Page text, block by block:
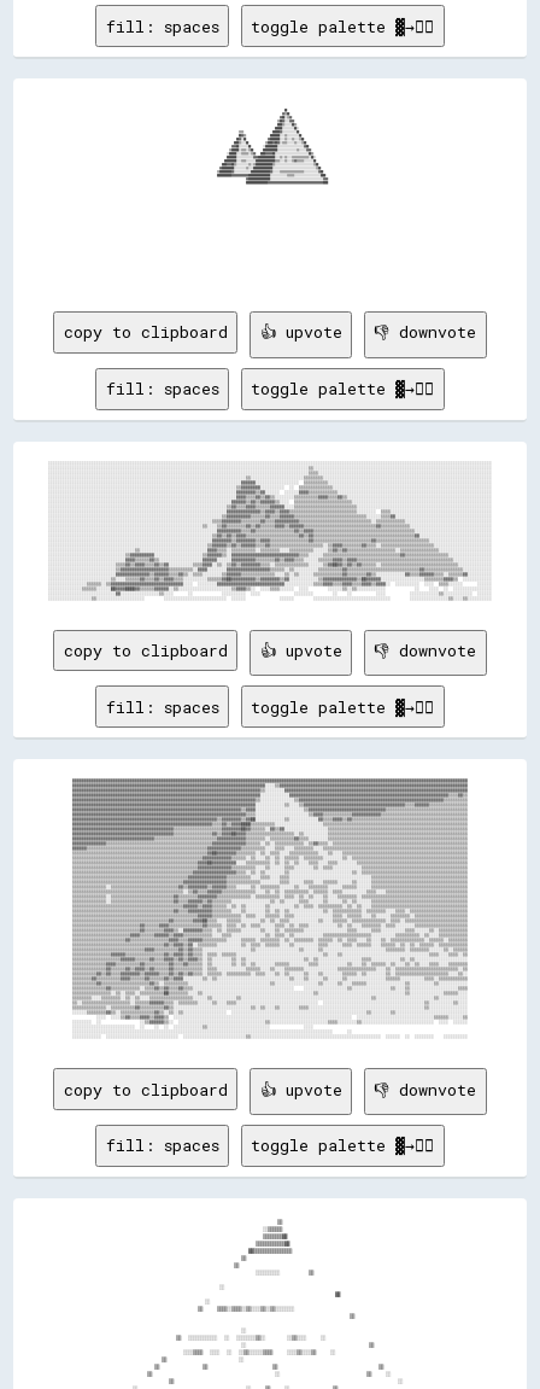
fill: spaces toggle palette ▓→✊🏽
copy to clipboard 👍 upvote 👎 downvote
fill: spaces toggle palette ▓→✊🏽
░░░░░░░░░░░░░░░░░░░░░░░░░░░░░░░░░░░░░░░░░░░░░░░░░░░░░░░░░░░░░░░░░░░░░░░░░░░░░░░░▓▓▓▓▓▓░░░░░░░░░░░░░░░░░░  ▒▒▒▒▒▒▒▒▒▒░░░░░░░░░░░░░░░░░░░░░░░░░░░░░░░░░░░░░░░░░░░░░░░░░░░░░░░░░░░░░░░░░░░░
░░░░░░░░░░░░░░░░░░░░░░░░░░░░░░░░░░░░░░░░░░░░░░░░░░░░░░░░░░░░░░░░░░░░░░░░░░░░░░▒▒▓▓▓▓▓▓▓▓░░░░░░░░░░  ░░  ▒▒▒▒▒▒▒▒▒▒▒▒▒▒░░░░░░░░░░░░░░░░░░░░░░░░░░░░░░░░░░░░░░░░░░░░░░░░░░░░░░░░░░░░░░░░░░
░░░░░░░░░░░░░░░░░░░░░░░░░░░░░░░░░░░░░░░░░░░░░░░░░░░░░░░░░░░░░░░░░░░░░░░░░░░░░░▓▓▓▓▓▓▓▓▒▒▓▓░░░░░░  ░░░░░░▓▓▓▓▒▒▒▒▒▒▒▒▒▒▒▒░░░░░░░░░░░░░░░░░░░░░░░░░░░░░░░░░░░░░░░░░░░░░░░░░░░░░░░░░░░░░░░░
░░░░░░░░░░░░░░░░░░░░░░░░░░░░░░░░░░░░░░░░░░░░░░░░░░░░░░░░░░░░░░░░░░░░░░░░░░░░░░▓▓▓▓▒▒▒▒▓▓▒▒▓▓▒▒░░░░░░░░▒▒▒▒▒▒▒▒▒▒▓▓▓▓▒▒▒▒▓▓▒▒░░░░░░░░░░░░░░░░░░░░░░░░░░░░░░░░░░░░░░░░░░░░░░░░░░░░░░░░░░░░
░░░░░░░░░░░░░░░░░░░░░░░░░░░░░░░░░░░░░░░░░░░░░░░░░░░░░░░░░░░░░░░░░░░░░░░░░░░░▓▓▓▓▓▓▒▒▓▓▒▒▓▓▓▓▓▓▒▒░░░░  ▒▒▒▒▒▒▒▒▒▒▒▒▒▒▒▒▒▒▒▒▒▒▒▒░░░░░░░░░░░░░░░░░░░░░░░░░░░░░░░░░░░░░░░░░░░░░░░░░░░░░░░░░░
░░░░░░░░░░░░░░░░░░░░░░░░░░░░░░░░░░░░░░░░░░░░░░░░░░░░░░░░░░░░░░░░░░░░░░░░░░▒▒▓▓▒▒▒▒▓▓▓▓▒▒▒▒▒▒▓▓▓▓▓▓░░░░▒▒▒▒▒▒▒▒▒▒▒▒▒▒▒▒▒▒▒▒▒▒▒▒▒▒░░░░░░░░░░░░░░░░░░░░░░░░░░░░░░░░░░░░░░░░░░░░░░░░░░░░░░░░
░░░░░░░░░░░░░░░░░░░░░░░░░░░░░░░░░░░░░░░░░░░░░░░░░░░░░░░░░░░░░░░░░░░░░░░░░░▓▓▓▓▓▓▓▓▓▓▓▓▓▓▒▒▓▓▓▓▒▒▓▓▓▓▒▒▒▒▒▒▒▒▒▒▒▒▒▒▒▒▒▒▒▒▒▒▒▒▒▒▒▒░░░░░░░░  ▒▒▒▒░░░░░░░░░░░░░░░░░░░░░░░░░░░░░░░░░░░░░░░░░░
░░░░░░░░░░░░░░░░░░░░░░░░░░░░░░░░░░░░░░░░░░░░░░░░░░░░░░░░░░░░░░░░░░░░░░░░▒▒▓▓▓▓▓▓▓▓▓▓▒▒▒▒▒▒▓▓▒▒▒▒▓▓▓▓▓▓▒▒▒▒▒▒▒▒▒▒▒▒▒▒▒▒▒▒▒▒▒▒▒▒▒▒▒▒▒▒░░░░░░▒▒▒▒▓▓░░░░░░░░░░░░░░░░░░░░░░░░░░░░░░░░░░░░░░░░
░░░░░░░░░░░░░░░░░░░░░░░░░░░░░░░░░░░░░░░░░░░░░░░░░░░░░░░░░░░░░░░░░░░░▒▒▒▒▓▓▓▓▓▓▓▓▒▒▒▒▒▒▒▒▓▓▒▒▒▒▓▓▓▓▓▓▓▓▓▓▒▒▒▒▒▒▒▒▒▒▒▒▒▒▒▒▒▒▒▒▒▒▒▒▒▒▒▒▒▒░░▒▒▒▒▒▒▒▒▒▒▒▒░░░░░░░░░░░░░░░░░░░░░░░░░░░░░░░░░░░░
░░░░░░░░░░░░░░░░░░░░░░░░░░░░░░░░░░░░░░░░░░░░░░░░░░░░░░░░░░░░░░░░▒▒░░░░▒▒▓▓▒▒▒▒▒▒▒▒▓▓▒▒▓▓▒▒▒▒▒▒▓▓▓▓▒▒▓▓▓▓▓▓▒▒▒▒▒▒▒▒▒▒▒▒▒▒▒▒▒▒▒▒▒▒▒▒▒▒▒▒▒▒▓▓▒▒▒▒▒▒▒▒▒▒▒▒░░░░░░░░░░░░░░░░░░░░░░░░░░░░░░░░░░
░░░░░░░░░░░░░░░░░░░░░░░░░░░░░░░░░░░░░░░░░░░░░░░░░░░░░░░░░░░░░░░░░░░░░░▓▓▓▓▓▓▓▓▓▓▒▒▒▒▓▓▒▒▒▒▒▒▒▒▒▒▒▒▒▒▒▒▓▓▒▒▓▓▓▓▒▒▒▒▒▒▒▒▒▒▒▒▒▒▒▒▒▒▒▒▒▒▒▒▒▒▒▒▒▒▒▒▒▒▒▒▒▒▒▒▒▒░░░░░░░░░░░░░░░░░░░░░░░░░░░░░░░░
░░░░░░░░░░░░░░░░░░░░░░░░░░░░░░░░░░░░░░░░░░░░░░░░░░░░░░░░░░░░░░░░░░░░▒▒▓▓▒▒▓▓▒▒▓▓▓▓▒▒▒▒▒▒▒▒▒▒▒▒▒▒▒▒▒▒▒▒▒▒▓▓▒▒▓▓▒▒▒▒▒▒▒▒▒▒▒▒▒▒▒▒▒▒▒▒▒▒▒▒▒▒▒▒▒▒▒▒▒▒▒▒▒▒▒▒▒▒▓▓░░░░░░░░░░░░░░░░░░░░░░░░░░░░░░
░░░░░░░░░░░░░░░░░░░░░░░░░░░░░░░░░░░░░░░░░░░░░░░░░░░░░░░░░░░░░░░░░░░░▓▓▓▓▓▓▓▓▒▒▓▓▓▓▓▓▓▓▒▒▓▓▓▓▒▒▒▒▒▒▒▒▒▒▒▒▒▒▒▒▓▓▒▒▒▒▒▒▒▒▒▒▒▒▒▒▒▒▒▒▒▒▒▒▒▒▓▓▒▒▒▒▒▒▒▒▒▒▒▒▒▒▒▒▒▒▒▒▒▒░░░░░░░░░░░░░░░░░░░░░░░░░░
░░░░░░░░░░░░░░░░░░░░░░░░░░░░░░░░░░░░░░░░░░░░░░░░░░░░░░░░░░░░░░░░░░▒▒▓▓▓▓▓▓▒▒▓▓▒▒▓▓▓▓▓▓▒▒▒▒▓▓▒▒▒▒▒▒▒▒▒▒▒▒▒▒▒▒▒▒▒▒▒▒░░▒▒▓▓▓▓▒▒▒▒▒▒▒▒▓▓▒▒▒▒░░▒▒▒▒▒▒▒▒▒▒▒▒▒▒▒▒▒▒▒▒▒▒░░░░░░░░░░░░░░░░░░░░░░░░
░░░░░░░░░░░░░░░░░░░░░░░░░░░░░░░░░░░░▒▒░░░░░░░░░░░░░░░░░░░░░░░░░░░░▓▓▓▓▒▒▒▒░░▒▒▒▒▒▒▒▒▒▒░░▒▒▒▒▒▒▒▒░░░░▒▒▒▒▒▒▒▒▒▒░░░░░░▒▒▓▓▒▒▓▓▒▒▒▒▒▒▒▒▒▒▒▒▒▒▒▒▒▒▒▒░░▒▒▒▒▒▒▒▒▒▒▒▒▒▒▒▒░░░░░░░░░░░░░░░░░░░░░░
░░░░░░░░░░░░░░░░░░░░░░░░░░░░░░░░▒▒▓▓▓▓▓▓▓▓▓▓░░░░░░░░░░░░░░░░░░░░▒▒▓▓▓▓▓▓▒▒░░▓▓▓▓▓▓▓▓▓▓▓▓▓▓▓▓▓▓▓▓▓▓▓▓▓▓▓▓▒▒▒▒░░░░░░▒▒▒▒▒▒▒▒▒▒▒▒▒▒▒▒▒▒▒▒▒▒▒▒▒▒▒▒▒▒▒▒▓▓▒▒▒▒▒▒▒▒▒▒▒▒▒▒▒▒▒▒░░░░░░░░░░░░░░░░░░
░░░░░░░░░░░░░░░░░░░░░░░░░░░░░░░░▓▓▓▓▒▒▒▒▒▒▓▓▒▒░░░░░░░░░░░░░░░░░░▓▓▓▓▓▓░░░░░░▓▓▓▓▓▓▓▓▓▓▒▒▒▒▒▒▒▒▓▓▒▒▓▓▓▓▒▒▒▒░░░░░░▒▒▒▒▒▒▓▓▓▓▒▒▓▓▓▓▒▒▒▒▒▒▒▒▒▒▒▒▒▒▒▒▒▒▒▒▒▒▒▒▒▒▒▒▒▒▒▒▒▒▒▒▒▒▒▒░░░░░░░░░░░░░░░░
░░░░░░░░░░░░░░░░░░░░░░░░░░░░▒▒▒▒▓▓▒▒▓▓▓▓▒▒▒▒▓▓▒▒▓▓░░░░░░░░░░▒▒▒▒▓▓▓▓░░▒▒░░▒▒▓▓▒▒▓▓▓▓▓▓▓▓▒▒▒▒░░▒▒▒▒▒▒▒▒▒▒▒▒▒▒░░░░░░▒▒▓▓██▓▓▒▒▓▓▒▒▓▓▒▒▒▒▒▒░░▒▒▒▒▒▒▒▒▒▒▒▒▒▒▒▒▒▒▒▒▒▒▒▒▒▒▒▒▒▒▒▒░░░░░░░░░░░░░░
░░░░░░░░░░░░░░░░░░░░░░░░░░░░▒▒▓▓▓▓▓▓▓▓▓▓▓▓▓▓▓▓▓▓▓▓▒▒▒▒▒▒▒▒▒▒░░▓▓▓▓░░░░░░░░▓▓▓▓▓▓▓▓▓▓▓▓▓▓▓▓▓▓▒▒▒▒▒▒░░▒▒░░░░░░░░░░▒▒▒▒▒▒▒▒▒▒▓▓▒▒▒▒▒▒▒▒▒▒▒▒▒▒▒▒▒▒▒▒▒▒▒▒▒▒▒▒▒▒▓▓▒▒▒▒▒▒▒▒▒▒▒▒▒▒▒▒░░░░░░░░░░░░
░░░░░░░░░░░░░░░░░░░░░░░░░░░░▓▓▓▓▓▓▓▓▓▓▓▓▓▓▒▒▓▓▓▓▓▓▒▒▒▒▓▓▒▒░░▒▒▒▒░░░░░░░░▒▒▓▓▓▓▓▓▒▒▒▒▒▒▒▒▒▒▒▒▒▒░░░░▒▒░░▒▒░░░░░░▒▒▒▒▒▒▒▒▒▒▒▒▓▓▒▒▒▒▒▒▒▒▓▓▒▒░░░░░░░░░░░░▓▓▒▒▒▒▓▓▓▓▓▓▒▒▒▒░░▒▒▒▒▒▒▓▓░░░░░░░░░░
░░░░░░░░░░░░░░░░░░░░░░░░░░▒▒░░░░▒▒▒▒▒▒▓▓▒▒▒▒▓▓▒▒▓▓▓▓▒▒▒▒░░░░░░░░░░▒▒▒▒▒▒▓▓██▓▓▓▓▓▓▓▓▓▓▒▒▓▓▓▓▓▓▓▓▒▒▓▓░░░░░░░░░░░░▒▒▓▓▓▓▓▓▓▓▓▓▓▓▓▓▒▒██▓▓▓▓▓▓░░░░░░░░░░░░░░░░░░▒▒▒▒▒▒▒▒▓▓▓▓▒▒  ░░░░░░░░░░░░
░░░░░░░░░░░░░░░░▒▒▒▒▒▒░░▒▒▓▓▓▓▓▓▓▓▓▓▓▓▓▓▓▓▓▓▓▓▓▓▓▓▓▓▓▓▓▓░░░░  ░░░░░░░░▓▓▓▓▓▓▓▓▓▓▓▓▓▓▓▓▓▓▓▓▓▓▓▓▓▓▓▓░░░░░░░░░░░░▒▒▒▒▓▓▓▓▒▒▒▒▓▓▓▓▒▒▒▒▓▓▓▓▒▒▓▓▓▓░░  ░░░░░░░░░░  ░░░░  ▒▒▒▒░░░░░░      ░░░░░░
░░░░░░░░░░░░░░▒▒▒▒▒▒░░░░░░██▓▓▓▓████▓▓▒▒▒▒▒▒▓▓▓▓▓▓░░▒▒░░░░░░░░░░░░░░░░░░░░░░▒▒▓▓▓▓▒▒░░  ░░░░▒▒▒▒░░░░░░  ░░░░        ░░░░░░▒▒░░▒▒░░░░░░░░░░░░            ░░    ░░░░  ░░  ░░░░░░░░░░░░░░░░
░░░░░░░░░░░░░░░░░░░░░░░░░░░░▓▓░░░░░░░░░░░░░░░░▒▒░░░░      ░░            ░░░░░░░░░░  ░░░░              ░░░░░░░░        ░░    ░░          ░░░░          ░░░░░░░░░░░░▒▒░░░░░░░░░░░░  ░░░░░░
copy to clipboard 👍 upvote 👎 downvote
fill: spaces toggle palette ▓→✊🏽
▓▓▓▓▓▓▓▓▓▓▓▓▓▓▓▓▓▓▓▓▓▓▓▓▓▓▓▓▓▓▓▓▓▓▓▓▓▓▓▓▓▓▓▓▓▓▓▓▓▓▓▓▓▓▓▓▓▓▓▓▓▓▓▓▓▓▓▓▓▓▓▓▓▓▓▓▓▓▓▓▓▓▓▓▓▓▓▓▓▓▓▓▓▓▓▓▓▓▓▓▓▓▓▓▓▓▓▓▓▓▓▓▓▓▓▓▓▓▓▓▓▓▓▓▓▓▓▓▓▓▓▓▓▓▓▓▓▓▓▓▓▓▓▓▓▓▓▓▓▓▓▓▓▓▓▓▓▓▓▓▓▓▓▓
▓▓▓▓▓▓▓▓▓▓▓▓▓▓▓▓▓▓▓▓▓▓▓▓▓▓▓▓▓▓▓▓▓▓▓▓▓▓▓▓▓▓▓▓▓▓▓▓▓▓▓▓▓▓▓▓▓▓▓▓▓▓▓▓▓▓▓▓▓▓▓▓▓▓▓▓▓▓▓▓░░░░▒▒▓▓▓▓▓▓▓▓▓▓▓▓▓▓▓▓▓▓▓▓▓▓▓▓▓▓▓▓▓▓▓▓▓▓▓▓▓▓▓▓▓▓▓▓▓▓▓▓▓▓▓▓▓▓▓▓▓▓▓▓▓▓▓▓▓▓▓▓▓▓▓▓▓▓▓▓▓▓
▓▓▓▓▓▓▓▓▓▓▓▓▓▓▓▓▓▓▓▓▓▓▓▓▓▓▓▓▓▓▓▓▓▓▓▓▓▓▓▓▓▓▓▓▓▓▓▓▓▓▓▓▓▓▓▓▓▓▓▓▓▓▓▓▓▓▓▓▓▓▓▓▓▓▓▓▓▓▒▒░░░░░░░░▓▓▓▓▓▓▓▓▓▓▓▓▓▓▓▓▓▓▓▓▓▓▓▓▓▓▓▓▓▓▓▓▓▓▓▓▓▓▓▓▓▓▓▓▓▓▓▓▓▓▓▓▓▓▓▓▓▓▓▓▓▓▓▓▓▓▓▓▓▓▓▓▓▓▓▓
▓▓▓▓▓▓▓▓▓▓▓▓▓▓▓▓▓▓▓▓▓▓▓▓▓▓▓▓▓▓▓▓▓▓▓▓▓▓▓▓▓▓▓▓▓▓▓▓▓▓▓▓▓▓▓▓▓▓▓▓▓▓▓▓▓▓▓▓▓▓▓▓▓▓▓▓▓▓░░░░░░░░░░░░▓▓▓▓▓▓▓▓▓▓▓▓▓▓▓▓▓▓▓▓▓▓▓▓▓▓▓▓▓▓▓▓▓▓▓▓▓▓▓▓▓▓▓▓▓▓▓▓▓▓▓▓▓▓▓▓▓▓▓▓▓▓▓▓▓▓▒▒▒▒▓▓▒▒
▓▓▓▓▓▓▓▓▓▓▓▓▓▓▓▓▓▓▓▓▓▓▓▓▓▓▓▓▓▓▓▓▓▓▓▓▓▓▓▓▓▓▓▓▓▓▓▓▓▓▓▓▓▓▓▓▓▓▓▓▓▓▓▓▓▓▓▓▓▓▓▓▓▓▓▓▒▒░░░░░░░░░░░░░░▒▒▓▓▓▓▓▓▓▓▓▓▓▓▓▓▓▓▓▓▓▓▓▓▓▓▓▓▓▓▓▓▓▓▓▓▓▓▓▓▓▓▓▓▓▓▓▓▓▓▓▓▓▓▓▓▓▓▓▓▓▓▒▒▒▒▒▒▒▒▒▒
▓▓▓▓▓▓▓▓▓▓▓▓▓▓▓▓▓▓▓▓▓▓▓▓▓▓▓▓▓▓▓▓▓▓▓▓▓▓▓▓▓▓▓▓▓▓▓▓▓▓▓▓▓▓▓▓▓▓▓▓▓▓▓▓▓▓▓▓▓▓▓▓▓▓▓▓░░░░░░░░░░░░▒▒░░░░▒▒▓▓▓▓▓▓▓▓▓▓▓▓▓▓▓▓▓▓▓▓▓▓▓▓▓▓▓▓▓▓▓▓▓▓▓▓▓▓▓▓▓▓▒▒▒▒▓▓▓▓▓▓▒▒▒▒▒▒▒▒▒▒▒▒▒▒▒▒
▓▓▓▓▓▓▓▓▓▓▓▓▓▓▓▓▓▓▓▓▓▓▓▓▓▓▓▓▓▓▓▓▓▓▓▓▓▓▓▓▓▓▓▓▓▓▓▓▓▓▓▓▓▓▓▓▓▓▓▓▓▓▓▓▓▓▓▓▓▓▒▒▓▓▓▓░░░░░░░░░░░░░░░░░░░░▒▒▓▓▓▓▓▓▓▓▓▓▓▓▓▓▓▓▓▓▓▓▓▓▓▓▓▓▓▓▓▓▓▓▒▒▒▒▒▒▒▒▒▒▒▒▒▒▒▒▒▒▒▒▒▒▒▒▒▒▒▒▒▒▒▒▒▒
▓▓▓▓▓▓▓▓▓▓▓▓▓▓▓▓▓▓▓▓▓▓▓▓▓▓▓▓▓▓▓▓▓▓▓▓▓▓▓▓▓▓▓▓▓▓▓▓▓▓▓▓▓▓▓▓▓▓▓▓▓▓▓▓▓▓▓▓▓▓▓▓▒▒▒▒░░░░░░░░░░░░░░░░░░░░░░▒▒▓▓▓▓▒▒▒▒▒▒▒▒▒▒▒▒▓▓▓▓▓▓▓▓▓▓▓▓▒▒▒▒▒▒▒▒▒▒▒▒▒▒▒▒▒▒▒▒▒▒▒▒▒▒▒▒▒▒▒▒▒▒▒▒
▓▓▓▓▓▓▓▓▓▓▓▓▓▓▓▓▓▓▓▓▓▓▓▓▓▓▓▓▓▓▓▓▓▓▓▓▓▓▓▓▓▓▓▓▓▓▓▓▓▓▓▓▓▓▓▓▓▓▓▓▒▒▓▓▓▓▓▓▓▓▒▒▓▓██░░░░░░░░░░░░▒▒░░░░░░░░░░░░▓▓▒▒▒▒▓▓▓▓▒▒▓▓▒▒▒▒▒▒▒▒▒▒▒▒▒▒▒▒▒▒▒▒▒▒▒▒▒▒▒▒▒▒▒▒▒▒▒▒▒▒▒▒▒▒▒▒▒▒▒▒
▓▓▓▓▓▓▓▓▓▓▓▓▓▓▓▓▓▓▓▓▓▓▓▓▓▓▓▓▓▓▓▓▓▓▓▓▓▓▓▓▓▓▓▓▓▓▓▓▓▓▓▓▓▓▓▓▓▓▒▒▒▒▓▓▒▒▓▓▓▓████▒▒▒▒▒▒▒▒▒▒░░░░░░░░░░░░░░░░░░░░▒▒▒▒▒▒▒▒▒▒▒▒▒▒▒▒▒▒▒▒▒▒▒▒▒▒▒▒▒▒▒▒▒▒▒▒▒▒▒▒▒▒▒▒▒▒▒▒▒▒▒▒▒▒▒▒▒▒▒▒
▓▓▓▓▓▓▓▓▓▓▓▓▓▓▓▓▓▓▓▓▓▓▓▓▓▓▓▓▓▓▓▓▓▓▓▓▓▓▓▓▓▓▒▒▒▒▒▒▒▒▒▒▒▒▒▒▒▒▒▒▒▒▓▓▓▓▓▓▓▓██▓▓▒▒▒▒▒▒░░▓▓▒▒▓▓░░░░░░░░░░░░░░░░░░▒▒▒▒▒▒▒▒▒▒▒▒▒▒▒▒▒▒▒▒▒▒▒▒▒▒▒▒▒▒▒▒▒▒▒▒▒▒▒▒▒▒▒▒▒▒▒▒▒▒▒▒▒▒▒▒▒▒
▓▓▓▓▓▓▓▓▓▓▓▓▓▓▓▓▓▓▓▓▓▓▓▓▓▓▓▓▓▓▓▓▓▓▓▓▓▓▓▓▓▓▒▒▒▒▒▒▒▒▒▒▒▒▒▒▒▒▓▓▒▒▓▓▓▓██▓▓▓▓▒▒▒▒▒▒▒▒▒▒▒▒▒▒▒▒▒▒▒▒░░▒▒░░░░░░░░░░▒▒▒▒▒▒▒▒▒▒▒▒▒▒▒▒▒▒▒▒▒▒▒▒▒▒▒▒▒▒▒▒▒▒▒▒▒▒▒▒▒▒▒▒▒▒▒▒▒▒▒▒▒▒▒▒▒▒
▓▓▓▓▓▓▓▓▓▓▓▓▓▓▓▓▓▓▓▓▓▓▓▓▓▓▓▓▓▓▓▓▓▓▒▒▒▒▒▒▒▒▒▒▒▒▒▒▒▒▒▒▒▒▒▒▒▒▒▒▓▓▓▓▓▓▓▓▓▓▓▓▒▒▒▒▒▒▒▒░░▒▒▒▒▒▒▒▒▒▒▓▓▒▒▒▒░░░░░░░░▒▒▒▒▒▒▒▒▒▒▒▒▒▒▒▒▒▒▒▒▒▒▒▒▒▒▒▒▒▒▒▒▒▒▒▒▒▒▒▒▒▒▒▒▒▒▒▒▒▒▒▒▒▒▒▒▒▒
▓▓▓▓▓▓▓▓▓▓▓▓▓▓▒▒▒▒▒▒▒▒▒▒▒▒▒▒▒▒▒▒▒▒▒▒▒▒▒▒▒▒▒▒▒▒▒▒▒▒▒▒▒▒▒▒▒▒▓▓▓▓▓▓▓▓▓▓▓▓▓▓▒▒▒▒▒▒░░▒▒░░▒▒▒▒▒▒▒▒▒▒▒▒░░▒▒▓▓▒▒▒▒░░▒▒▒▒▒▒▒▒▒▒▒▒▒▒▒▒▒▒▒▒▒▒▒▒▒▒▒▒▒▒▒▒▒▒▒▒▒▒▒▒▒▒▒▒▒▒▒▒▒▒▒▒▒▒▒▒
▓▓▓▓▓▓▒▒▒▒▒▒▒▒▒▒▒▒▒▒▒▒▒▒▒▒▒▒▒▒▒▒▒▒▒▒▒▒▒▒▒▒▒▒▒▒▒▒▒▒▒▒▒▒▒▒▓▓▓▓▓▓▓▓▓▓▓▓▓▓▒▒▒▒▒▒▒▒▒▒░░░░▒▒▒▒░░░░▒▒▒▒▒▒▒▒░░░░▒▒▒▒▒▒▒▒▒▒▒▒▒▒▒▒▒▒▒▒▒▒▒▒▒▒▒▒▒▒▒▒▒▒▒▒▒▒▒▒▒▒▒▒▒▒▒▒▒▒▒▒▒▒▒▒▒▒▒▒
▒▒▒▒▒▒▒▒▒▒▒▒▒▒▒▒▒▒▒▒▒▒▒▒▒▒▒▒▒▒▒▒▒▒▒▒▒▒▒▒▒▒▒▒▒▒▒▒▒▒▒▒▒▒▒▒▓▓██▓▓▓▓▓▓▓▓▒▒▒▒▒▒▒▒░░▒▒░░▒▒▒▒░░░░▒▒▒▒▒▒▒▒▒▒▒▒░░░░▒▒░░░░▒▒▒▒▒▒▒▒▒▒▒▒▒▒▒▒▒▒▒▒▒▒▒▒▒▒▒▒▒▒▒▒▒▒▒▒▒▒▒▒▒▒▒▒▒▒▒▒▒▒▒▒
▒▒▒▒▒▒▒▒▒▒▒▒▒▒▒▒▒▒▒▒▒▒▒▒▒▒▒▒▒▒▒▒▒▒▒▒▒▒▒▒▒▒▒▒▒▒▒▒▒▒▒▒▒▒▓▓▓▓▓▓▓▓▓▓▓▓▒▒▒▒▒▒░░▒▒░░░░▒▒░░▒▒░░▒▒▒▒▒▒░░▒▒▒▒▒▒▒▒░░░░░░░░▒▒░░▒▒▒▒▒▒▒▒▒▒▒▒▒▒▒▒▒▒▒▒▒▒▒▒▒▒▒▒▒▒▒▒▒▒▒▒▒▒▒▒▒▒▒▒▒▒▒▒
▒▒▒▒▒▒▒▒▒▒▒▒▒▒▒▒▒▒▒▒▒▒▒▒▒▒▒▒▒▒▒▒▒▒▒▒▒▒▒▒▒▒▒▒▒▒▒▒▒▒▒▒▓▓▓▓██▓▓▓▓▓▓▓▓▓▓░░░░▒▒▒▒▒▒▒▒▒▒░░▒▒░░▒▒░░▒▒░░░░▒▒▒▒░░░░▒▒▒▒░░░░░░░░▒▒▒▒▒▒▒▒▒▒▒▒▒▒▒▒▒▒▒▒▒▒▒▒▒▒▒▒▒▒▒▒▒▒▒▒▒▒▒▒▒▒▒▒▒▒
▒▒▒▒▒▒▒▒▒▒▒▒▒▒▒▒▒▒▒▒▒▒▒▒▒▒▒▒▒▒▒▒▒▒▒▒▒▒▒▒▒▒▒▒▒▒▒▒▒▒▒▒▓▓▓▓▓▓▓▓▓▓▓▓▓▓▒▒▒▒▒▒▒▒▒▒░░░░▒▒░░░░░░▒▒▒▒░░░░░░░░▒▒░░▒▒▒▒░░░░░░░░░░░░▒▒▒▒▒▒▒▒▒▒▒▒▒▒▒▒▒▒▒▒▒▒▒▒▒▒▒▒▒▒▒▒▒▒▒▒▒▒▒▒▒▒▒▒
▒▒▒▒▒▒▒▒▒▒▒▒▒▒▒▒▒▒▒▒▒▒▒▒▒▒▒▒▒▒▒▒▒▒▒▒▒▒▒▒▒▒▒▒▒▒▒▒▒▒▓▓▓▓▓▓▓▓▓▓▓▓▓▓▓▓▓▓▒▒▒▒░░▒▒░░▒▒░░░░░░░░▒▒░░░░░░░░░░░░░░░░░░░░░░░░░░▒▒░░▒▒▒▒▒▒▒▒▒▒▒▒▒▒▒▒▒▒▒▒▒▒▒▒▒▒▒▒▒▒▒▒▒▒▒▒▒▒▒▒▒▒▒▒
▒▒▒▒▒▒▒▒▒▒▒▒▒▒▒▒▒▒▒▒▒▒▒▒▒▒▒▒▒▒▒▒▒▒▒▒▒▒▒▒▒▒▒▒▒▒▒▒▓▓▓▓▓▓▓▓▓▓▓▓▓▓▓▓▒▒▒▒▒▒▒▒▒▒░░░░▒▒▒▒░░░░▒▒▒▒░░░░░░░░░░░░░░░░░░░░░░░░░░░░░░░░░░▒▒▒▒▒▒▒▒▒▒▒▒▒▒▒▒▒▒▒▒▒▒▒▒▒▒▒▒▒▒▒▒▒▒▒▒▒▒▒▒
▒▒▒▒▒▒▒▒▒▒▒▒▒▒▒▒▒▒▒▒▒▒▒▒▒▒▒▒▒▒▒▒▒▒▒▒▒▒▒▒▒▒▒▒▒▒▓▓▓▓▓▓▓▓▓▓▓▓▓▓▓▓▓▓▒▒▒▒▒▒▒▒▒▒▒▒▒▒░░░░░░░░▒▒▒▒░░░░░░▒▒▒▒░░░░▒▒▒▒▒▒░░░░░░▒▒░░░░░░▒▒▒▒▒▒▒▒▒▒▒▒▒▒▒▒▒▒▒▒▒▒▒▒▒▒▒▒▒▒▒▒▒▒▒▒▒▒▒▒
▒▒▒▒▒▒▒▒▒▒▒▒▒▒░░▒▒▒▒▒▒▒▒▒▒▒▒▒▒▒▒▒▒▒▒▒▒▒▒▒▒▒▒▓▓▒▒▓▓▓▓▓▓▓▓▒▒▓▓▓▓▓▓▒▒▒▒░░░░░░▒▒░░▒▒▒▒▒▒▒▒░░░░░░▒▒░░░░▒▒▒▒▒▒▒▒░░░░░░▒▒▒▒▒▒░░░░░░▒▒▒▒▒▒▒▒▒▒▒▒▒▒▒▒▒▒▒▒▒▒▒▒▒▒▒▒▒▒▒▒▒▒▒▒▒▒▒▒
▒▒▒▒▒▒▒▒▒▒▒▒▒▒▒▒▒▒▒▒▒▒▒▒▒▒▒▒▒▒▒▒▒▒▒▒▒▒▒▒▒▒▒▒▒▒░░▒▒▓▓▒▒▒▒▓▓▓▓▓▓▒▒▒▒▒▒▒▒▒▒▒▒▒▒░░░░▒▒░░▒▒░░▒▒▒▒▒▒▒▒▒▒░░▒▒▒▒▒▒░░▒▒▒▒░░░░░░░░░░▒▒▒▒░░░░▒▒▒▒▒▒▒▒▒▒▒▒▒▒▒▒▒▒▒▒▒▒▒▒▒▒▒▒▒▒▒▒▒▒
▒▒▒▒▒▒▒▒▒▒▒▒▒▒░░▒▒▒▒▒▒▒▒▒▒▒▒▒▒▒▒▒▒▒▒▒▒▒▒▒▒▓▓▒▒▒▒▒▒▒▒▓▓▓▓▓▓▓▓▒▒▒▒▒▒▒▒▒▒▒▒▒▒░░▒▒▒▒▒▒▒▒▒▒░░▒▒▒▒░░▒▒░░▒▒░░░░▒▒░░░░▒▒▒▒▒▒▒▒░░▒▒▒▒▒▒▒▒▒▒▒▒▒▒▒▒▒▒▒▒▒▒▒▒▒▒▒▒▒▒▒▒▒▒▒▒▒▒▒▒▒▒▒▒
▒▒▒▒▒▒▒▒▒▒▒▒▒▒░░▒▒▒▒▒▒▒▒▒▒▒▒▒▒▒▒▒▒▒▒▒▒▒▒▒▒▓▓▒▒▒▒▓▓▓▓▓▓▒▒▓▓▒▒▒▒▒▒▒▒░░░░░░░░░░░░░░░░▒▒░░▒▒░░░░░░▒▒▒▒░░░░░░▒▒░░░░░░▒▒░░▒▒░░░░░░▒▒▒▒▒▒▒▒▒▒▒▒▒▒▒▒▒▒▒▒▒▒▒▒▒▒▒▒▒▒▒▒▒▒▒▒▒▒▒▒
▒▒▒▒▒▒▒▒▒▒▒▒▒▒▒▒▒▒▒▒▒▒▒▒▒▒▒▒▒▒▒▒▒▒▒▒▒▒▒▒▒▒▒▒▒▒▓▓▓▓▓▓▒▒▓▓▓▓▒▒▒▒▒▒░░▒▒░░▒▒░░░░░░░░▒▒░░░░░░░░░░▒▒░░▒▒▒▒░░▒▒▒▒▒▒▒▒▒▒░░▒▒░░▒▒░░░░▒▒▒▒▒▒▒▒▒▒▒▒▒▒▒▒▒▒▒▒▒▒▒▒▒▒▒▒▒▒▒▒▒▒▒▒▒▒▒▒
▒▒▒▒▒▒▒▒▒▒▒▒▒▒▒▒▒▒▒▒▒▒▒▒▒▒▒▒▒▒▒▒▒▒▒▒▒▒▒▒▒▒▓▓▒▒▒▒▓▓▓▓▓▓▓▓▓▓▒▒▒▒▒▒▒▒░░░░▒▒░░░░░░░░▒▒░░▒▒░░▒▒░░░░░░░░░░░░░░▒▒░░▒▒▒▒▒▒▒▒▒▒▒▒░░▒▒▒▒▒▒▒▒░░░░▒▒▒▒░░▒▒▒▒▒▒▒▒▒▒▒▒▒▒▒▒▒▒▒▒▒▒▒▒
▒▒▒▒▒▒▒▒▒▒▒▒▒▒▒▒▒▒▒▒▒▒▒▒▒▒▒▒▒▒▒▒▒▒▒▒▒▒▒▒▒▒▒▒▒▒▒▒▒▒▒▒▓▓▓▓▓▓▒▒▒▒▒▒▒▒▒▒▒▒░░▒▒▒▒░░░░▒▒▒▒▒▒░░▒▒▒▒░░░░░░░░░░░░░░░░▒▒▒▒░░▒▒▒▒▒▒░░░░▒▒░░░░░░▒▒▒▒▒▒▒▒░░▒▒▒▒▒▒▒▒▒▒▒▒▒▒▒▒▒▒▒▒▒▒
▒▒▒▒▒▒▒▒▒▒▒▒▒▒▒▒▒▒▒▒▒▒▒▒▒▒▒▒▒▒▒▒▒▒▒▒▒▒▒▒▓▓▒▒▒▒▒▒▒▒▓▓▓▓██▒▒▒▒░░░░▒▒▒▒▒▒░░░░░░░░▒▒░░▒▒░░▒▒▒▒░░░░░░░░░░░░▒▒░░░░▒▒▒▒▒▒░░▒▒▒▒▒▒▒▒▒▒▒▒▒▒░░▒▒▒▒░░▒▒▒▒▒▒▒▒▒▒▒▒▒▒▒▒▒▒▒▒▒▒▒▒▒▒
▒▒▒▒▒▒▒▒▒▒▒▒▒▒▒▒▒▒▒▒▒▒▒▒▒▒▒▒▓▓▒▒▒▒▒▒▓▓▓▓▒▒▒▒▒▒▒▒▒▒▒▒▒▒▓▓▒▒▒▒▒▒░░▒▒▒▒░░▒▒░░▒▒▒▒░░░░░░▒▒▒▒░░▒▒░░▒▒▒▒░░░░░░░░░░░░▒▒░░▒▒░░░░▒▒▒▒▒▒▒▒░░▒▒▒▒░░░░░░░░▒▒▒▒▒▒▒▒▒▒▒▒▒▒▒▒▒▒▒▒▒▒
▒▒▒▒▒▒▒▒▒▒▒▒▒▒▒▒▒▒▒▒▒▒▒▒▒▒▒▒▓▓▒▒▒▒▒▒▒▒▓▓▓▓▒▒░░▓▓▓▓▓▓▓▓▒▒▒▒░░▒▒░░▒▒▒▒▒▒░░░░░░░░▒▒░░░░▒▒░░▒▒▒▒▒▒▒▒░░░░░░░░░░░░░░░░░░▒▒▒▒░░░░░░▒▒▒▒░░░░░░░░░░▒▒▒▒░░░░░░▒▒░░▒▒▒▒▒▒▒▒▒▒▒▒
▒▒▒▒▒▒▒▒▒▒▒▒▒▒▒▒▒▒▒▒▒▒▒▒▓▓▓▓▒▒▒▒▒▒▓▓▓▓▓▓▒▒▓▓▓▓▒▒▒▒▒▒▒▒▒▒▒▒░░░░▒▒▒▒░░░░░░░░░░░░░░▒▒░░▒▒▒▒░░▒▒░░░░░░░░░░░░▒▒▒▒▒▒▒▒▒▒▒▒▒▒▒▒▒▒▒▒░░░░░░░░░░▒▒▒▒▒▒▒▒▒▒░░▒▒░░░░▒▒▒▒▒▒▒▒▒▒▒▒
▒▒▒▒▒▒▒▒▒▒▒▒▒▒▒▒▒▒▒▒▒▒▓▓▒▒▒▒▒▒▒▒▒▒▒▒▒▒▒▒▓▓▓▓▒▒▒▒▓▓▓▓▓▓▒▒▒▒▒▒▒▒▒▒░░░░░░▒▒▒▒▒▒░░▒▒▒▒▒▒▒▒░░▒▒░░▒▒▒▒▒▒▒▒░░▒▒▒▒▒▒░░▒▒░░▒▒▒▒░░░░▒▒░░░░▒▒░░▒▒▒▒▒▒▒▒▒▒▒▒▒▒░░▒▒▒▒▒▒░░▒▒▒▒▒▒▒▒
▒▒▒▒▒▒▒▒▒▒▒▒▒▒▒▒▒▒▒▒▒▒▒▒▒▒▒▒▒▒▒▒▒▒▒▒▒▒▓▓▒▒▓▓▓▓▒▒▓▓░░▒▒▒▒▒▒▒▒░░░░░░░░░░▒▒░░▒▒▒▒░░▒▒▒▒▒▒░░░░▒▒░░░░░░░░░░▒▒▒▒░░░░░░▒▒▒▒░░▒▒▒▒▒▒░░░░▒▒▒▒▒▒░░▒▒░░▒▒░░▒▒▒▒▒▒░░▒▒▒▒▒▒▒▒▒▒▒▒
▒▒▒▒▒▒▒▒▒▒▒▒▒▒▒▒▒▒▒▒▒▒▒▒▒▒▒▒▒▒▓▓▓▓▒▒▒▒▒▒▒▒▒▒▓▓▒▒▓▓▒▒▒▒░░░░░░░░░░░░░░░░░░░░▒▒░░░░░░░░░░░░░░░░░░▒▒░░░░░░▒▒░░░░░░░░░░░░░░░░░░░░░░░░░░▒▒▒▒▒▒▒▒░░▒▒▒▒▒▒▒▒░░░░░░▒▒░░▒▒▒▒▒▒
▒▒▒▒▒▒▒▒▒▒▒▒▒▒▒▒▓▓▓▓▓▓▒▒▒▒▒▒▒▒▒▒▒▒▒▒▒▒▓▓▒▒▓▓▓▓▒▒▓▓▒▒▒▒░░▒▒▒▒░░▒▒▒▒▒▒░░░░░░░░░░░░░░░░░░░░░░░░░░░░░░░░░░░░▒▒░░░░▒▒░░░░░░░░░░░░░░░░░░░░░░░░░░░░░░░░░░░░▒▒▒▒░░░░▒▒▒▒░░▒▒
▒▒▒▒▒▒▒▒▒▒▒▒▒▒▒▒▒▒▒▒▓▓▓▓▓▓▒▒▒▒▒▒▓▓▒▒▒▒▓▓▓▓▒▒▓▓▒▒▓▓▓▓▒▒░░▒▒░░░░░░░░▒▒░░▒▒░░░░░░░░░░░░░░░░░░░░░░░░▒▒░░▒▒░░░░░░░░░░░░░░░░░░▒▒▒▒░░░░░░░░░░░░▒▒░░▒▒░░░░░░░░░░░░░░░░░░░░░░
▒▒▒▒▒▒▒▒▒▒▒▒▒▒▓▓▓▓▒▒▒▒▒▒▒▒▒▒▓▓▒▒▒▒▒▒▒▒▒▒▓▓▒▒▒▒▓▓▒▒▒▒▒▒░░▒▒░░░░░░░░▒▒░░▒▒░░▒▒░░░░░░░░▒▒▒▒▒▒░░░░░░░░▒▒▒▒░░░░░░░░░░░░▒▒░░░░▒▒░░▒▒▒▒▒▒░░▒▒░░░░▒▒░░▒▒░░░░▒▒▒▒░░░░▒▒▒▒▒▒▒▒
▒▒▒▒▒▒▒▒▒▒▒▒▒▒▓▓▒▒▒▒▒▒▓▓▒▒▓▓▓▓▒▒▓▓▒▒▒▒▒▒▓▓▒▒▒▒▒▒▒▒▒▒▒▒░░▒▒▒▒░░░░░░░░░░░░▒▒▒▒▒▒░░░░▒▒░░░░▒▒▒▒▒▒▒▒░░░░░░░░░░░░░░▒▒▒▒▒▒▒▒▒▒▒▒▒▒▒▒░░░░▒▒░░▒▒▒▒▒▒▒▒▒▒▒▒▒▒▒▒▒▒▒▒▒▒▒▒▒▒░░▒▒
▒▒▒▒▒▒▒▒▒▒▓▓▒▒▓▓▒▒▒▒▓▓▓▓▓▓▓▓▒▒▓▓▓▓▓▓▒▒▒▒▓▓▒▒▓▓▒▒▓▓▒▒▒▒░░▒▒▒▒▒▒░░▒▒▒▒▒▒▒▒▒▒░░▒▒▒▒░░░░▒▒░░▒▒░░░░░░▒▒░░░░▒▒░░░░░░░░▒▒▒▒▒▒░░▒▒░░░░░░░░▒▒░░▒▒▒▒▒▒▒▒▒▒▒▒▒▒▒▒▒▒▒▒▒▒░░░░▒▒░░
▒▒▒▒▒▒▒▒▓▓▒▒▒▒▒▒▒▒▒▒▓▓▓▓▒▒▒▒▒▒▓▓▒▒▒▒▒▒▓▓▒▒▓▓▓▓░░░░░░░░▒▒░░▒▒░░░░░░░░░░░░░░░░░░░░░░░░░░░░░░▒▒░░░░▒▒░░░░░░▒▒░░░░░░▒▒░░░░░░░░░░░░░░░░▒▒▒▒▒▒░░░░░░░░░░▒▒▒▒░░▒▒▒▒▒▒▒▒▒▒▒▒
▒▒▒▒▒▒▒▒▒▒▓▓▒▒▒▒▒▒▒▒▒▒▒▒▒▒▒▒▒▒▒▒▓▓▒▒░░▒▒▒▒▒▒▒▒▒▒░░░░░░░░░░░░░░░░░░░░░░░░░░░░░░░░░░▒▒░░░░░░░░░░░░░░░░░░▒▒░░░░░░▒▒░░░░▒▒▒▒▒▒░░░░░░░░░░░░░░░░▒▒░░░░░░░░░░▒▒░░░░░░░░░░░░
▒▒▒▒▒▒▒▒▒▒▒▒▒▒▓▓▒▒▒▒▒▒▒▒▒▒▒▒░░▒▒▒▒▓▓▒▒▓▓▒▒▒▒▓▓▒▒▒▒░░░░░░░░░░░░░░░░░░░░░░░░░░░░░░░░░░░░░░░░░░    ░░░░░░░░░░░░░░░░░░▒▒░░░░░░░░░░░░░░░░▒▒░░░░▒▒░░░░░░░░░░░░░░░░░░░░▒▒▒▒
▒▒▒▒▒▒▒▒▒▒▒▒▒▒▒▒░░▒▒░░▒▒▒▒░░▒▒▒▒▒▒▒▒▒▒██▒▒▒▒▒▒▒▒░░░░▒▒░░░░░░░░░░░░░░░░░░░░░░░░░░░░░░░░░░░░░░░░░░░░░░▒▒░░░░░░░░░░░░░░░░░░░░░░░░░░░░░░░░░░░░▒▒░░░░░░░░░░░░░░▒▒▒▒▒▒░░░░
▒▒░░▒▒▒▒▒▒▒▒▒▒▒▒▒▒▒▒▒▒▒▒░░▒▒▒▒▒▒▓▓▓▓▓▓▒▒▒▒░░▒▒▒▒▒▒▒▒░░░░░░▒▒░░░░▒▒▒▒░░░░░░░░░░░░░░░░░░░░░░░░░░░░░░░░░░  ░░░░░░░░░░░░░░░░░░░░░░░░░░░░░░░░░░░░░░░░░░▒▒░░░░░░░░░░▒▒░░░░
▒▒▒▒▒▒▒▒▒▒▒▒▒▒░░▒▒▒▒▒▒▒▒▒▒▓▓▒▒▒▒▒▒▒▒▒▒▓▓▒▒░░░░░░░░░░░░░░░░░░░░░░░░░░░░░░░░▒▒░░▒▒░░░░▒▒░░░░░░░░▒▒▒▒░░░░░░░░░░░░░░░░░░░░░░░░░░░░░░░░░░░░░░░░░░░░░░░░▒▒░░░░░░░░░░░░░░░░
░░░░░░▒▒▒▒▒▒▒▒▓▓▒▒░░▒▒▒▒▒▒▒▒▒▒▒▒▒▒▓▓▒▒░░▒▒░░▒▒░░░░░░░░░░░░░░░░░░  ░░░░░░░░░░░░░░░░░░░░░░░░░░░░░░░░░░░░░░░░░░░░░░░░░░░░░░░░▒▒░░░░░░░░▒▒░░░░░░░░░░░░░░░░░░░░░░░░░░░░░░
          ░░░░  ░░░░▒▒▓▓▒▒▒▒▓▓▓▓▒▒▓▓▓▓▒▒  ░░░░░░░░░░░░░░░░░░░░░░░░░░░░░░░░░░░░░░░░░░░░░░░░░░░░░░░░░░░░░░░░░░░░░░░░░░  ░░░░░░░░░░░░░░░░░░░░░░░░░░░░░░░░▒▒▒▒▒▒░░░░░░▒▒
░░░░░░░░  ░░                ░░▒▒▓▓▓▓▓▓▒▒░░  ░░░░░░░░░░░░░░░░░░░░░░░░░░░░░░░░░░░░▒▒░░░░░░░░░░░░░░░░░░░░░░░░▒▒▒▒░░░░░░░░▒▒░░░░░░░░░░░░░░░░░░░░░░░░░░░░░░  ░░░░  ░░░░░░
copy to clipboard 👍 upvote 👎 downvote
fill: spaces toggle palette ▓→✊🏽
                                                            ▒▒
                                                        ░░▒▒▒▒▒▒
                                                        ▒▒▒▒▒▒▒▒▓▓
                                                      ▒▒▒▒▒▒▒▒▒▒▒▒▓▓
                                                    ▓▓▒▒▒▒▒▒▒▒▒▒▒▒▒▒▒▒
                                                  ▒▒
                                                ▒▒
                                                      ░░░░░░░░░░        ▒▒
                                            ░░
                                                                            ▓▓
                                        ░░
                                      ▒▒    ▒▒▒▒░░▒▒▒▒░░▒▒░░░░▒▒░░▒▒░░░░░░░░
                                                                                ▒▒
                                                  ░░
                                ▒▒  ░░░░░░░░░░░░  ░░  ░░░░░░░░▒▒░░      ░░▒▒░░░░    ░░
                                                  ░░                                  ▒▒
                                  ░░░░▒▒▒▒  ░░░░  ░░  ░░▒▒░░░░░░▒▒▒▒    ░░░░▒▒░░░░▒▒    ░░
                            ▒▒                    ░░
                          ▒▒            ▒▒                  ▒▒                            ▒▒
                        ▒▒                                  ░░                        ▒▒    ░░
                              ▒▒                                                              ░░
                    ░░                              ░░    ▒▒    ░░            ▒▒